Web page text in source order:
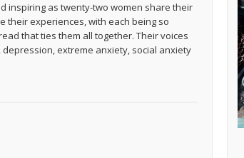
inspiring as twenty-two women share their
their experiences, with each being so
that ties them all together. Their voices
extreme anxiety, social anxiety